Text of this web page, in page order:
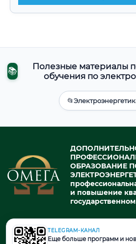
📚
Полезные материалы
обучения по
📂
ОБРАЗОВАНИЕ
и повышение
© 2026. При использовании материалов
TELEGRAM-КАНАЛ
Еще больше программ и